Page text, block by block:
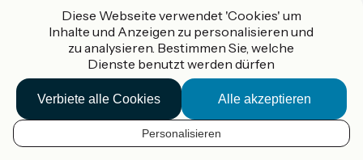
DE
Adresse
Gefördert im Rahmen von Destination France
Accueil Vélo Pro
Kontakt
Rechtliche Informationen
Diese Webseite verwendet 'Cookies' um
Inhalte und Anzeigen zu personalisieren und
zu analysieren. Bestimmen Sie, welche
Dienste benutzt werden dürfen
Alle akzeptieren
Verbiete alle Cookies
Personalisieren